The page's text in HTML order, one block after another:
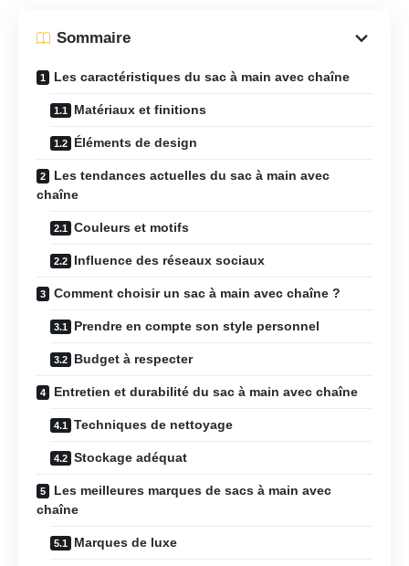
Sommaire
Les caractéristiques du sac à main avec chaîne
Matériaux et finitions
Éléments de design
Les tendances actuelles du sac à main avec
chaîne
Couleurs et motifs
Influence des réseaux sociaux
Comment choisir un sac à main avec chaîne ?
Prendre en compte son style personnel
Budget à respecter
Entretien et durabilité du sac à main avec chaîne
Techniques de nettoyage
Stockage adéquat
Les meilleures marques de sacs à main avec
chaîne
Marques de luxe